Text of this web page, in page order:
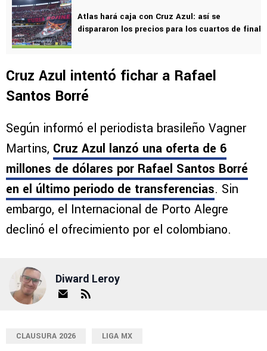
Atlas hará caja con Cruz Azul: así se
dispararon los precios para los cuartos de final
Cruz Azul intentó fichar a Rafael
Santos Borré
Según informó el periodista brasileño Vagner
Martins, Cruz Azul lanzó una oferta de 6
millones de dólares por Rafael Santos Borré
en el último periodo de transferencias. Sin
embargo, el Internacional de Porto Alegre
declinó el ofrecimiento por el colombiano.
Diward Leroy
CLAUSURA 2026 LIGA MX